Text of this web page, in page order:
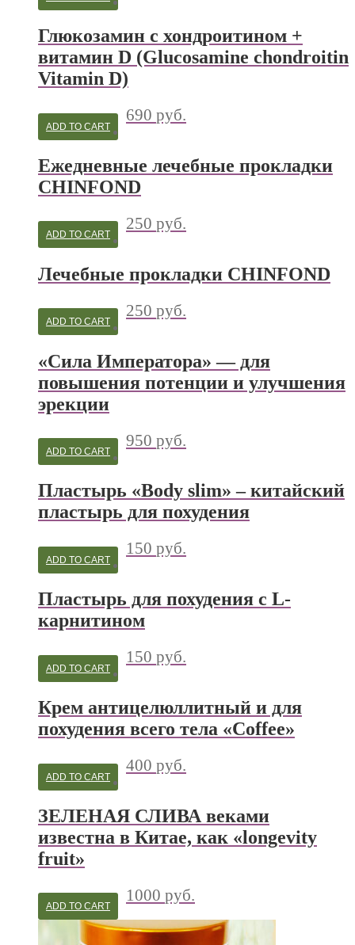
Глюкозамин с хондроитином +
витамин D (Glucosamine chondroitin
Vitamin D)
690 руб.
ADD TO CART
Ежедневные лечебные прокладки
CHINFOND
250 руб.
ADD TO CART
Лечебные прокладки CHINFOND
250 руб.
ADD TO CART
«Сила Императора» — для
повышения потенции и улучшения
эрекции
950 руб.
ADD TO CART
Пластырь «Body slim» – китайский
пластырь для похудения
150 руб.
ADD TO CART
Пластырь для похудения с L-
карнитином
150 руб.
ADD TO CART
Крем антицелюллитный и для
похудения всего тела «Coffee»
400 руб.
ADD TO CART
ЗЕЛЕНАЯ СЛИВА веками
известна в Китае, как «longevity
fruit»
1000 руб.
ADD TO CART